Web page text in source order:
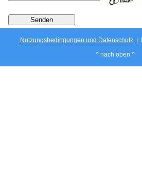
Nutzungsbedingungen und Datenschutz|
^ nach oben ^